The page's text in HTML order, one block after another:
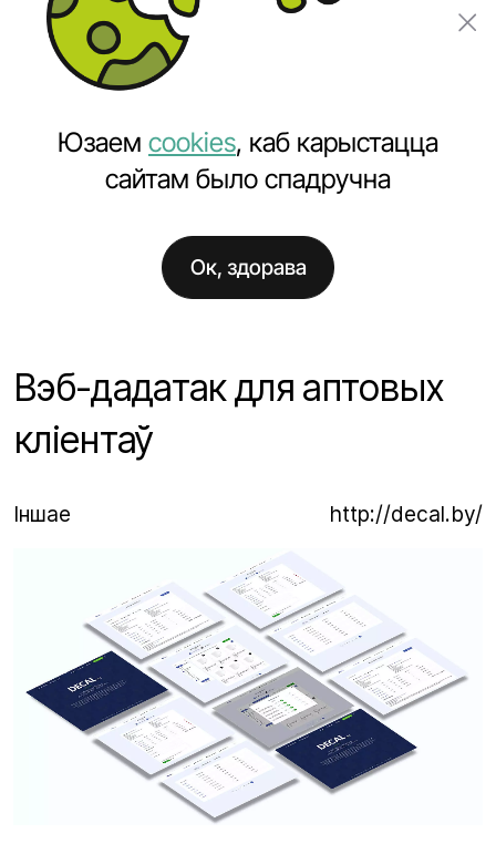
Праекты
Вэб-дадатак для аптовых кліентаў
Вэб-дадатак для аптовых
кліентаў
Іншае http://decal.by/
Юзаем cookies, каб карыстацца
сайтам было спадручна
Ок, здорава